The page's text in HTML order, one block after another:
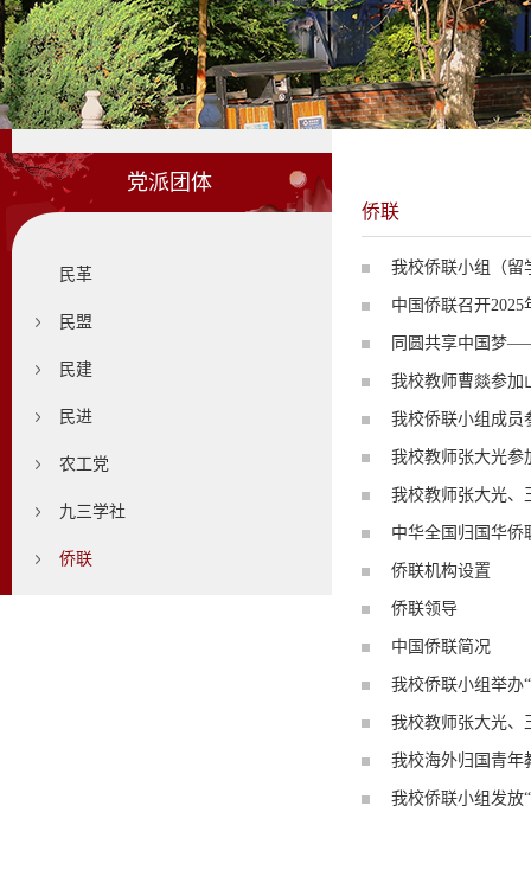
党派团体
民革
民盟
民建
民进
农工党
九三学社
侨联
侨联
我校侨联小组（留
中国侨联召开
同圆共享中国梦
我校教师曹燚参加
我校侨联小组成员
我校教师张大光参
我校教师张大光、
中华全国归国华侨
侨联机构设置
侨联领导
中国侨联简况
我校侨联小组举办
我校教师张大光、
我校海外归国青年
我校侨联小组发放